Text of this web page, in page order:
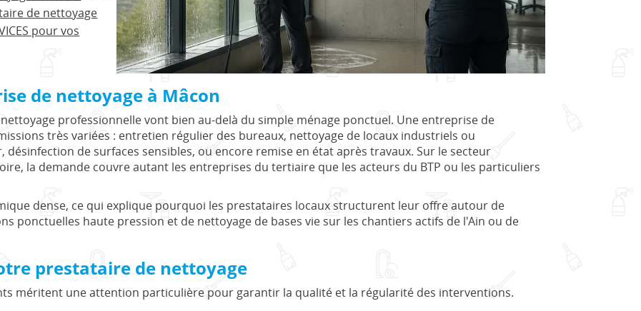
de nettoyage
pour vos
de nettoyage à Mâcon
professionnelle vont bien au-delà du simple ménage ponctuel. Une entreprise de
très variées : entretien régulier des bureaux, nettoyage de locaux industriels ou
désinfection de surfaces sensibles, ou encore remise en état après travaux. Sur le secteur
la demande couvre autant les entreprises du tertiaire que les acteurs du BTP ou les particuliers
dense, ce qui explique pourquoi les prestataires locaux structurent leur offre autour de
ponctuelles haute pression et de nettoyage de bases vie sur les chantiers actifs de l'Ain ou de
prestataire de nettoyage
méritent une attention particulière pour garantir la qualité et la régularité des interventions.